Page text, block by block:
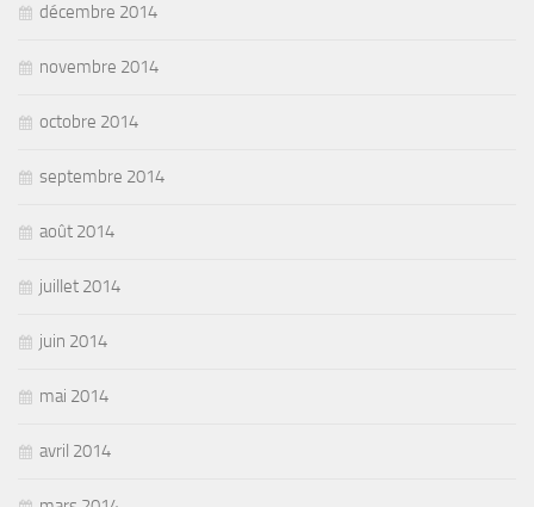
décembre 2014
novembre 2014
octobre 2014
septembre 2014
août 2014
juillet 2014
juin 2014
mai 2014
avril 2014